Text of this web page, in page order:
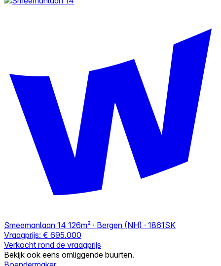
Smeemanlaan 14 126m² · Bergen (NH) · 1861SK
Vraagprijs: € 695.000
Verkocht rond de vraagprijs
Bekijk ook eens omliggende buurten.